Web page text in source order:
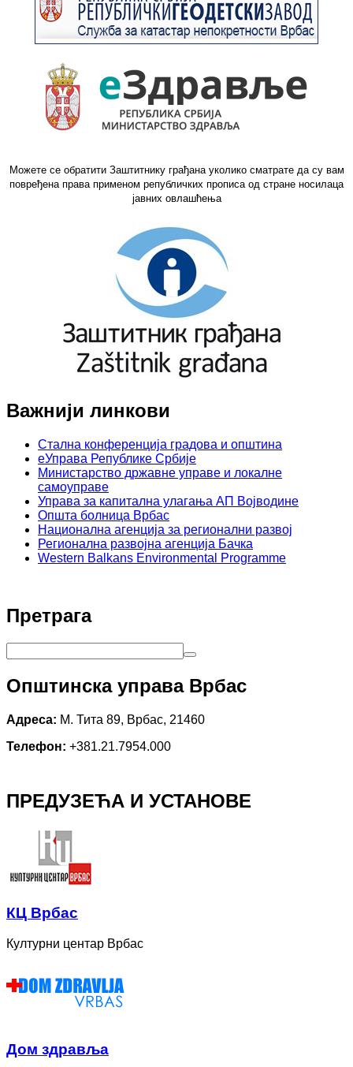
Можете се обратити Заштитнику грађана уколико сматрате да су вам
повређена права применом републичких прописа од стране носилаца
јавних овлашћења
Важнији линкови
Стална конференција градова и општина
еУправа Републике Србије
Министарство државне управе и локалне
самоуправе
Управа за капитална улагања АП Војводине
Општа болница Врбас
Национална агенција за регионални развој
Регионална развојна агенција Бачка
Western Balkans Environmental Programme
Претрага
Општинска управа Врбас
Адреса: М. Тита 89, Врбас, 21460
Телефон: +381.21.7954.000
ПРЕДУЗЕЋА И УСТАНОВЕ
КЦ Врбас
Културни центар Врбас
Дом здравља